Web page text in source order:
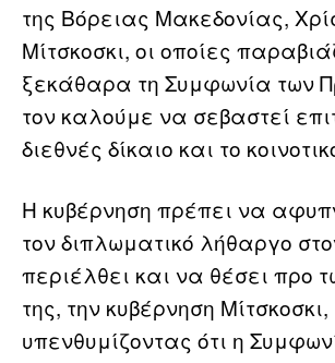
της Βόρειας Μακεδονίας,
Μίτσκοσκι, οι οποίες
ξεκάθαρα τη Συμφωνία των
τον καλούμε να σεβαστεί
διεθνές δίκαιο και το
Η κυβέρνηση πρέπει να
τον διπλωματικό λήθαργο
περιέλθει και να θέσει προ
της, την κυβέρνηση Μίτσκοσκι,
υπενθυμίζοντας ότι η